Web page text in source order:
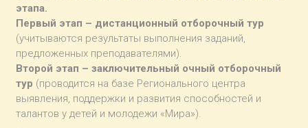
этапа.
Первый этап – дистанционный отборочный тур
(учитываются результаты выполнения заданий,
предложенных преподавателями).
Второй этап – заключительный очный отборочный
тур (проводится на базе Регионального центра
выявления, поддержки и развития способностей и
талантов у детей и молодежи «Мира»).